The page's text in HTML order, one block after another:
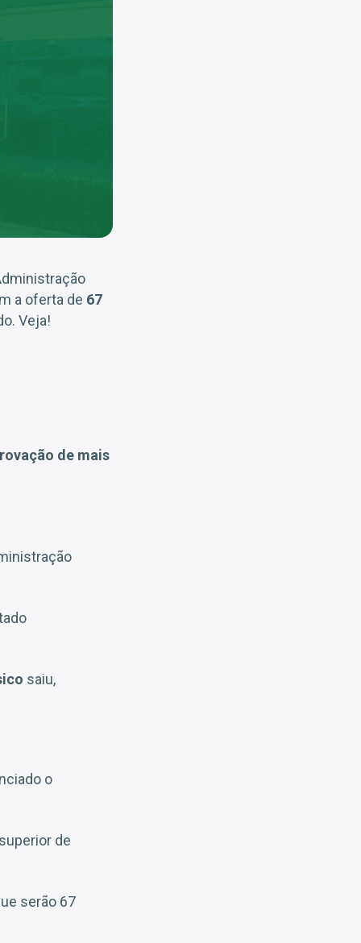
a oferta de 67
Veja!
de mais
saiu,
o
de
serão 67